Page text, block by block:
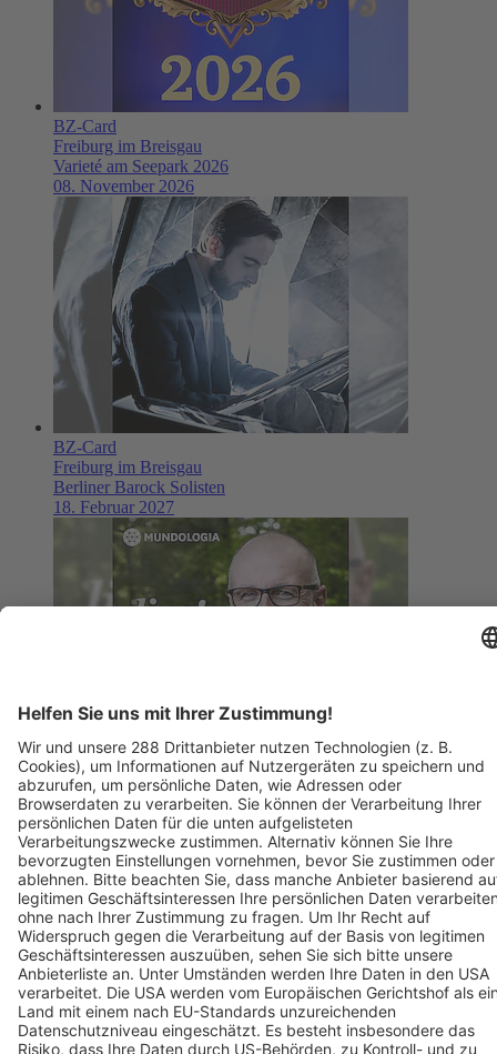
BZ-Card
Freiburg im Breisgau
Varieté am Seepark 2026
08. November 2026
BZ-Card
Freiburg im Breisgau
Berliner Barock Solisten
18. Februar 2027
BZ-Card
Freiburg im Breisgau
MUNDOLOGIA: Peter Wohlleben live - Das geheime Leben
der Bäume
28. Januar 2027